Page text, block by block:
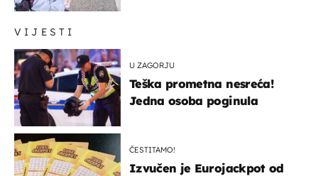
VIJESTI
U ZAGORJU
Teška prometna nesreća!
Jedna osoba poginula
ČESTITAMO!
Izvučen je Eurojackpot od